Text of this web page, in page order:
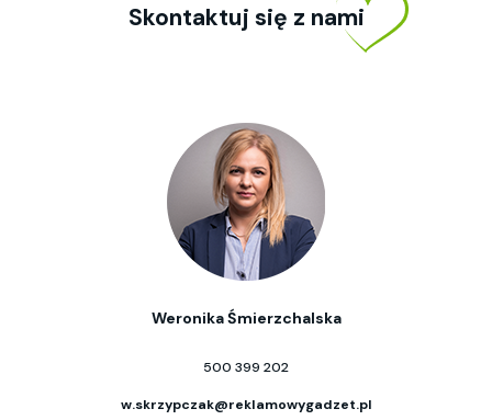
Skontaktuj się z nami
Weronika Śmierzchalska
500 399 202
w.skrzypczak@reklamowygadzet.pl